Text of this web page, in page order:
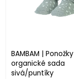
BAMBAM | Ponožky
organické sada
sivá/puntíky